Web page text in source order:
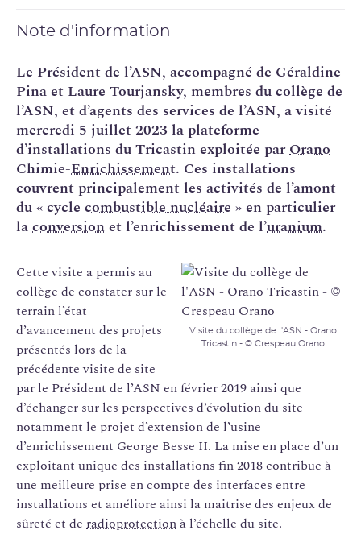
Note d'information
Le Président de l’ASN, accompagné de Géraldine
Pina et Laure Tourjansky, membres du collège de
l’ASN, et d’agents des services de l’ASN, a visité
mercredi 5 juillet 2023 la plateforme
d’installations du Tricastin exploitée parOrano
Chimie-Enrichissement. Ces installations
couvrent principalement les activités de l’amont
du « cycle combustible nucléaire » en particulier
laconversionet l’enrichissement de l’uranium.
Visite du collège de l'ASN - Orano
Tricastin - © Crespeau Orano
Cette visite a permis au
collège de constater sur le
terrain l’état
d’avancement des projets
présentés lors de la
précédente visite de site
par le Président de l’ASN en février 2019 ainsi que
d’échanger sur les perspectives d’évolution du site
notamment le projet d’extension de l’usine
d’enrichissement George Besse II. La mise en place d’un
exploitant unique des installations fin 2018 contribue à
une meilleure prise en compte des interfaces entre
installations et améliore ainsi la maitrise des enjeux de
sûreté et de radioprotectionà l’échelle du site.